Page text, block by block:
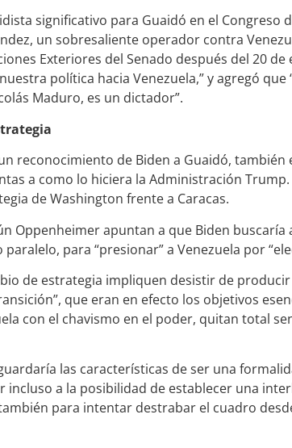
significativo para Guaidó en el Congreso
un sobresaliente operador contra
Exteriores del Senado después del 20
política hacia Venezuela,” y agregó
Maduro, es un dictador”.
reconocimiento de Biden a Guaidó, también
a como lo hiciera la Administración
de Washington frente a Caracas.
Oppenheimer apuntan a que Biden buscaría
para “presionar” a Venezuela por
de estrategia impliquen desistir de producir
que eran en efecto los objetivos
con el chavismo en el poder, quitan total
las características de ser una
a la posibilidad de establecer una
para intentar destrabar el cuadro